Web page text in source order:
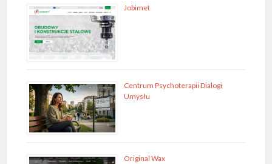
Jobimet
Centrum Psychoterapii Dialogi
Umysłu
Original Wax